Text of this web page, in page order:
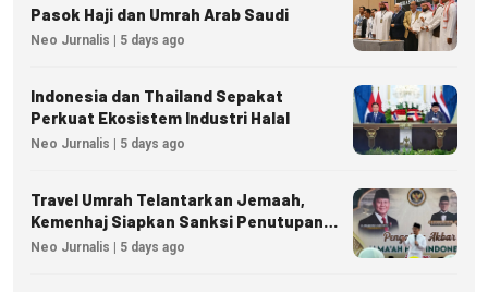
Pasok Haji dan Umrah Arab Saudi
Neo Jurnalis | 5 days ago
Indonesia dan Thailand Sepakat
Perkuat Ekosistem Industri Halal
Neo Jurnalis | 5 days ago
Travel Umrah Telantarkan Jemaah,
Kemenhaj Siapkan Sanksi Penutupan
Izin hingga Pidana
Neo Jurnalis | 5 days ago